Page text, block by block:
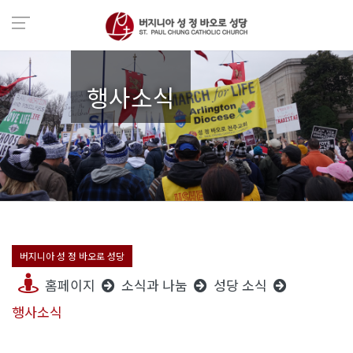
행사소식
버지니아 성 정 바오로 성당
홈페이지 소식과 나눔
성당 소식
행사소식